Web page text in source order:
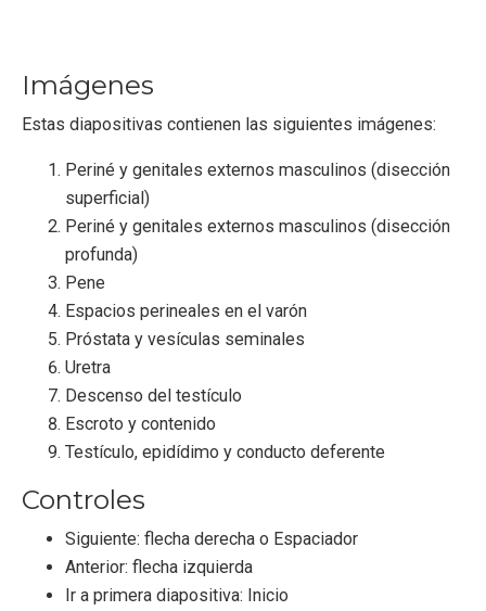
Imágenes
Estas diapositivas contienen las siguientes imágenes:
Periné y genitales externos masculinos (disección
superficial)
Periné y genitales externos masculinos (disección
profunda)
Pene
Espacios perineales en el varón
Próstata y vesículas seminales
Uretra
Descenso del testículo
Escroto y contenido
Testículo, epidídimo y conducto deferente
Controles
Siguiente: flecha derecha o Espaciador
Anterior: flecha izquierda
Ir a primera diapositiva: Inicio